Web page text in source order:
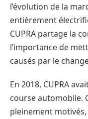
l’évolution de la
entièrement
CUPRA partage la
l’importance de
causés par le
En 2018, CUPRA
course automobile.
pleinement